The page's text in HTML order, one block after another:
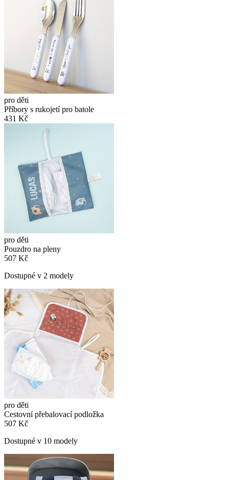
pro děti
Příbory s rukojetí pro batole
431 Kč
pro děti
Pouzdro na pleny
507 Kč
Dostupné v 2 modely
pro děti
Cestovní přebalovací podložka
507 Kč
Dostupné v 10 modely